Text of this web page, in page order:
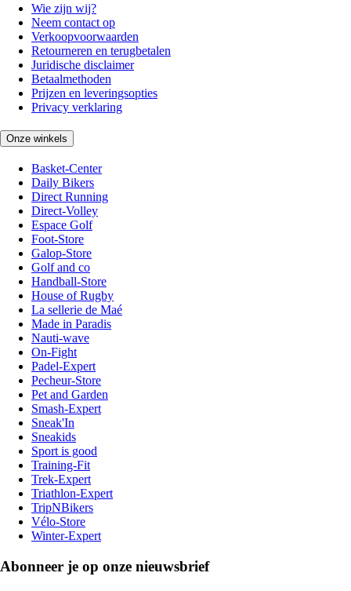
Wie zijn wij?
Neem contact op
Verkoopvoorwaarden
Retourneren en terugbetalen
Juridische disclaimer
Betaalmethoden
Prijzen en leveringsopties
Privacy verklaring
Onze winkels
Basket-Center
Daily Bikers
Direct Running
Direct-Volley
Espace Golf
Foot-Store
Galop-Store
Golf and co
Handball-Store
House of Rugby
La sellerie de Maé
Made in Paradis
Nauti-wave
On-Fight
Padel-Expert
Pecheur-Store
Pet and Garden
Smash-Expert
Sneak'In
Sneakids
Sport is good
Training-Fit
Trek-Expert
Triathlon-Expert
TripNBikers
Vélo-Store
Winter-Expert
Abonneer je op onze nieuwsbrief